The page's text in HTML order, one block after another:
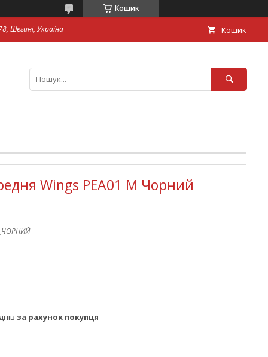
Кошик
Шегині, Україна Кошик
Wings PEA01 М Чорний
за рахунок покупця